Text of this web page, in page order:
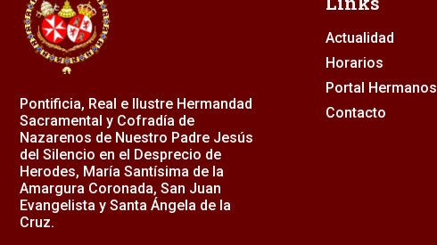
Pontificia, Real e Ilustre Hermandad
Sacramental y Cofradía de
Nazarenos de Nuestro Padre Jesús
del Silencio en el Desprecio de
Herodes, María Santísima de la
Amargura Coronada, San Juan
Evangelista y Santa Ángela de la
Cruz.
Actualidad
Horarios
Portal Hermanos
Contacto